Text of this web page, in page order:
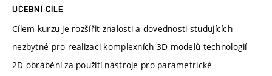
UČEBNÍ CÍLE
Cílem kurzu je rozšířit znalosti a dovednosti studujících
nezbytné pro realizaci komplexních 3D modelů technologií
2D obrábění za použití nástroje pro parametrické